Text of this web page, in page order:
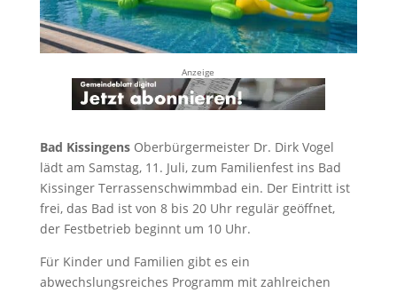
Anzeige
Bad KissingensOberbürgermeister Dr. Dirk Vogel
lädt am Samstag, 11. Juli, zum Familienfest ins Bad
Kissinger Terrassenschwimmbad ein. Der Eintritt ist
frei, das Bad ist von 8 bis 20 Uhr regulär geöffnet,
der Festbetrieb beginnt um 10 Uhr.
Für Kinder und Familien gibt es ein
abwechslungsreiches Programm mit zahlreichen